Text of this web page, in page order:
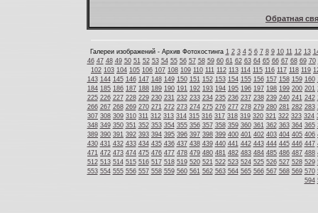
Обратная
Галереи изображений - Архив Фотохостинга 1 2 3 4 5 6 7 8 9 10 11 12 13
46 47 48 49 50 51 52 53 54 55 56 57 58 59 60 61 62 63 64 65 66 67 68 69 70
102 103 104 105 106 107 108 109 110 111 112 113 114 115 116 117 118 119
143 144 145 146 147 148 149 150 151 152 153 154 155 156 157 158 159 160
184 185 186 187 188 189 190 191 192 193 194 195 196 197 198 199 200 201
225 226 227 228 229 230 231 232 233 234 235 236 237 238 239 240 241 242
266 267 268 269 270 271 272 273 274 275 276 277 278 279 280 281 282 283
307 308 309 310 311 312 313 314 315 316 317 318 319 320 321 322 323 324
348 349 350 351 352 353 354 355 356 357 358 359 360 361 362 363 364 365
389 390 391 392 393 394 395 396 397 398 399 400 401 402 403 404 405 406
430 431 432 433 434 435 436 437 438 439 440 441 442 443 444 445 446 447
471 472 473 474 475 476 477 478 479 480 481 482 483 484 485 486 487 488
512 513 514 515 516 517 518 519 520 521 522 523 524 525 526 527 528 529
553 554 555 556 557 558 559 560 561 562 563 564 565 566 567 568 569 570
594